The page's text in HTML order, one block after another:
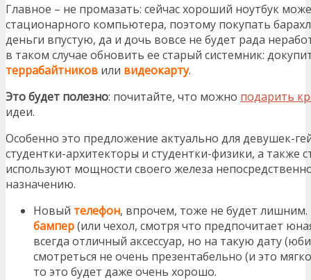
Главное – не промазать: сейчас хороший ноутбук
стационарного компьютера, поэтому покупать
деньги впустую, да и дочь вовсе не будет рада
в таком случае обновить ее старый системник:
террабайтников или видеокарту.
Это будет полезно: почитайте, что можно подарить
идеи.
Особенно это предложение актуально для девушек-
студентки-архитекторы и студентки-физики, а также
используют мощности своего железа
назначению.
Новый телефон, впрочем, тоже не будет
бампер(или чехол, смотря что предпочитает
всегда отличный аксессуар, но на такую дату
смотреться не очень презентабельно (и это
то это будет даже очень хорошо.